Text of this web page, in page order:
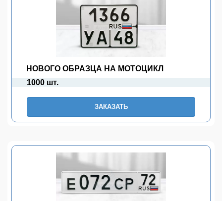
НОВОГО ОБРАЗЦА НА МОТОЦИКЛ
1000 шт.
ЗАКАЗАТЬ